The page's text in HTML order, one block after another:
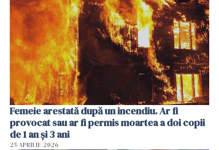
Femeie arestată după un incendiu. Ar fi
provocat sau ar fi permis moartea a doi copii
de 1 an și 3 ani
25 APRILIE 2026